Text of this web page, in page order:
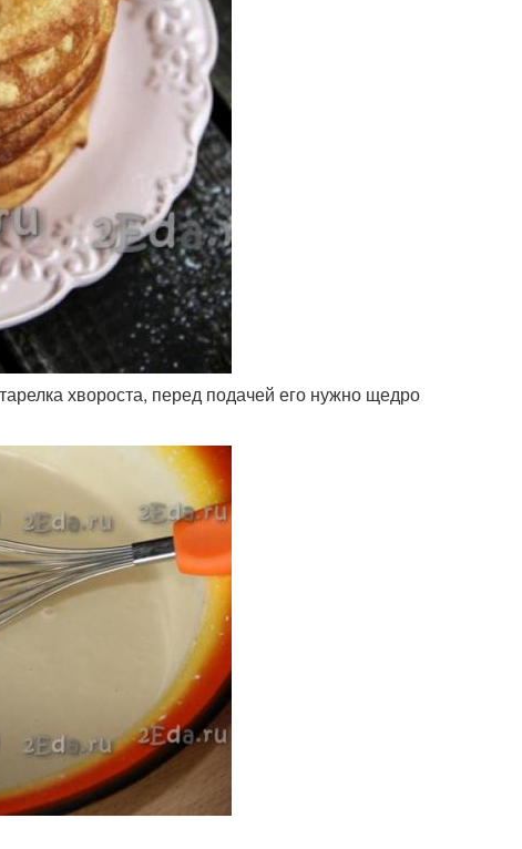
хвороста, перед подачей его нужно щедро